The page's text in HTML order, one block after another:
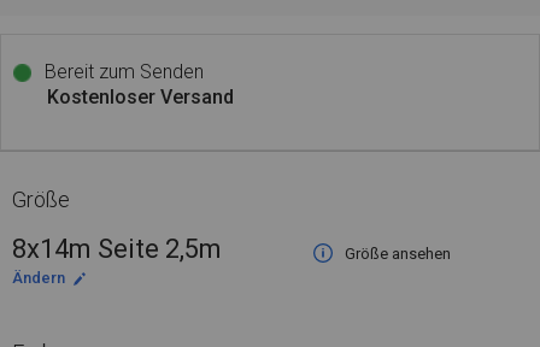
Bereit zum Senden
Kostenloser Versand
Größe
8x14m Seite 2,5m
Größe ansehen
Ändern